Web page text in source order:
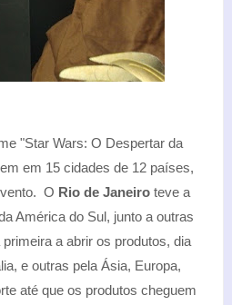
"Star Wars: O Despertar da
em 15 cidades de 12 países,
O Rio de Janeiro teve a
América do Sul, junto a outras
a abrir os produtos, dia
e outras pela Ásia, Europa,
até que os produtos cheguem